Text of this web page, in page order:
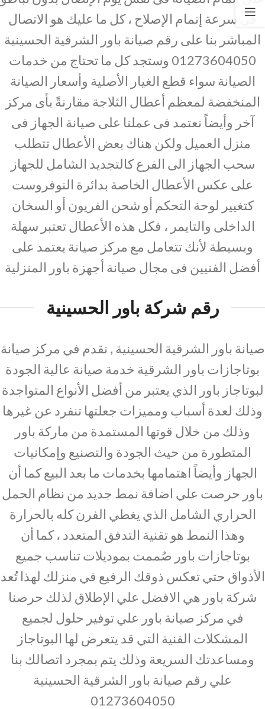
فى سرعة إتمام الإصلاح ، كل ما عليك هو الاتصال
المباشر بنا على رقم صيانة باور الشرقية الحسينية
01273604050 وستجد كل ما تحتاج من خدمات
الصيانة سواء قطع الغيار الأصلية وأسعار الصيانة
المنخفضة لمعظم أعطال الثلاجة مقارنةً بأى مركز
آخر وأيضاً نعتمد فى عملنا على صيانة الجهاز فى
منزل العميل ولكن هناك بعض الأعطال تتطلب
سحب الجهاز الى الفرع كالتجديد الشامل للجهاز
على عكس الأعطال الخاصة بدائرة النوفروست
كتغيير لوحة التحكم أو شحن الفريون أو السخان
الداخلى والتايمر ، فكل هذه الأعطال تعتبر سهلة
وبسيطة لأنك تتعامل مع مركز صيانة يعتمد على
أفضل الفنيين فى مجال صيانة أجهزة باور المنزلية
رقم شركة باور الحسينية
صيانة باور الشرقية الحسينية , نقدم في مركز صيانة
بوتاجازات باور الشرقية خدمة صيانة عالية الجودة
لبوتاجاز باور الذي يعتبر من أفضل الأنواع المتواجدة
وذلك لعدة أسباب ومميزات جعلتها تنفرد عن غيرها
وذلك من خلال قوتها المستمدة من ماركة باور
المتطورة من حيث الجودة والتصنيع وإمكانيات
الجهاز وأيضاً اهتمامها بخدمات ما بعد البيع كما أن
باور حرصت علي اضافة نمط جديد من نظام الحمل
الحراري الشامل الذي يغطي الفرن كله بالحرارة
وهذا النمط هو تقنية التدفق المتعدد ، كما أن
بوتاجازات باور صُممت بموديلات تناسب جميع
الأذواق حتي تعكس ذوقك الرفيع في منزلك لهذا تُعد
شركة باور هي الافضل علي الإطلاق لذلك حرصنا
في مركز صيانة باور علي توفير حلول لجميع
المشكلات الفنية التي قد يتعرض لها البوتاجاز
ومساعدتك السريعة وذلك يتم بمجرد اتصالك بنا
علي رقم صيانة باور الشرقية الحسينية
01273604050